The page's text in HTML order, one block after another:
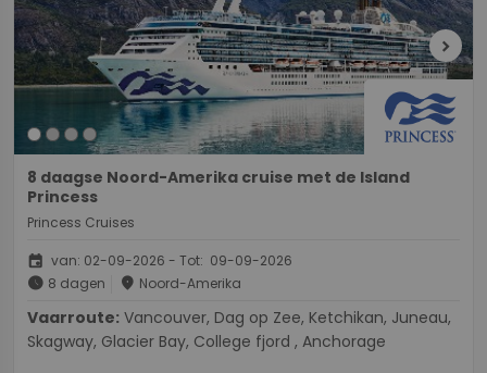
chevron_right
8 daagse Noord-Amerika cruise met de Island
Princess
Princess Cruises
event van: 02-09-2026 - Tot: 09-09-2026
schedule 8 dagen place Noord-Amerika
Vaarroute:
Skagway, Glacier Bay, College fjord , Anchorage